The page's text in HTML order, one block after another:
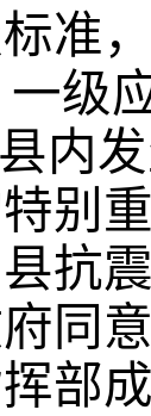
准
一级
内
别
抗
同
部